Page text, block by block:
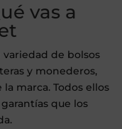
vas a
de bolsos
y monederos,
marca. Todos ellos
que los